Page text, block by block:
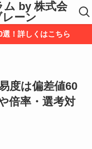
ム by 株式会
ーン
！詳しくはこちら
度は偏差値60
倍率・選考対